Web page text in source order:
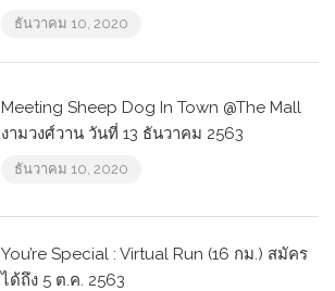
ธันวาคม 10, 2020
Meeting Sheep Dog In Town @The Mall
งามวงศ์วาน วันที่ 13 ธันวาคม 2563
ธันวาคม 10, 2020
You’re Special : Virtual Run (16 กม.) สมัคร
ได้ถึง 5 ต.ค. 2563